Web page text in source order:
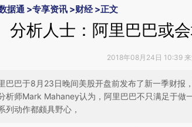
据通 >专享资讯 >财经>正文
分析人士：阿里巴巴或
2018年08月24日 10:39
巴巴于8月23日晚间美股开盘前发布了新一季财报
析师Mark Mahaney认为，阿里巴巴不只满足于做
列动作都颇具野心，